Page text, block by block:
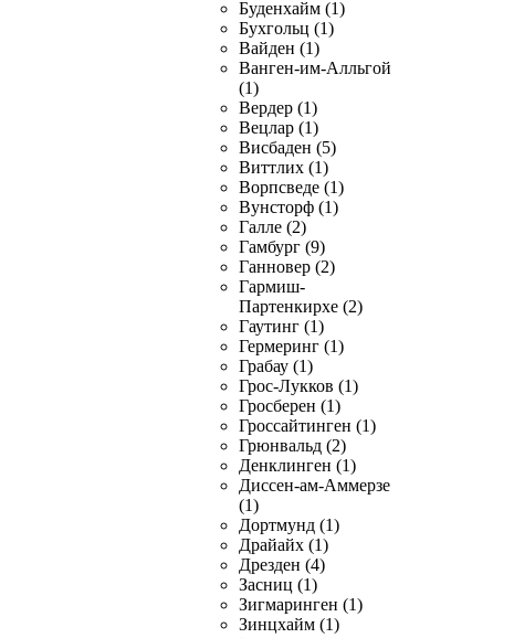
Буденхайм (1)
Бухгольц (1)
Вайден (1)
Ванген-им-Алльгой
(1)
Вердер (1)
Вецлар (1)
Висбаден (5)
Виттлих (1)
Ворпсведе (1)
Вунсторф (1)
Галле (2)
Гамбург (9)
Ганновер (2)
Гармиш-
Партенкирхе (2)
Гаутинг (1)
Гермеринг (1)
Грабау (1)
Грос-Лукков (1)
Гросберен (1)
Гроссайтинген (1)
Грюнвальд (2)
Денклинген (1)
Диссен-ам-Аммерзе
(1)
Дортмунд (1)
Драйайх (1)
Дрезден (4)
Засниц (1)
Зигмаринген (1)
Зинцхайм (1)